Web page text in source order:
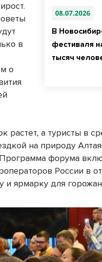
08.07.2026
В
фестиваля
тысяч
в
о
растет, а туристы в
на природу
Программа форума
России в
и ярмарку для